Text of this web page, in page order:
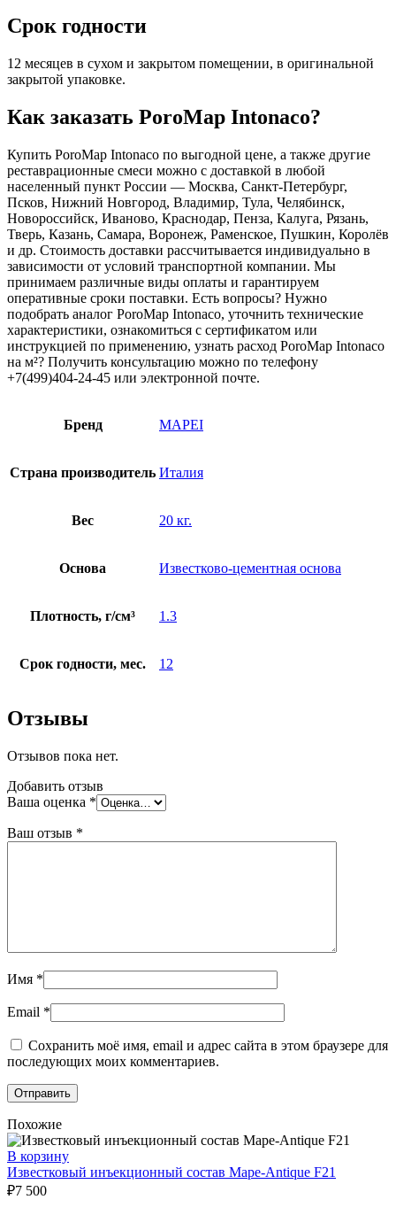
Срок годности
12 месяцев в сухом и закрытом помещении, в оригинальной
закрытой упаковке.
Как заказать PoroMap Intonaco?
Купить PoroMap Intonaco по выгодной цене, а также другие
реставрационные смеси можно с доставкой в любой
населенный пункт России — Москва, Санкт-Петербург,
Псков, Нижний Новгород, Владимир, Тула, Челябинск,
Новороссийск, Иваново, Краснодар, Пенза, Калуга, Рязань,
Тверь, Казань, Самара, Воронеж, Раменское, Пушкин, Королёв
и др. Стоимость доставки рассчитывается индивидуально в
зависимости от условий транспортной компании. Мы
принимаем различные виды оплаты и гарантируем
оперативные сроки поставки. Есть вопросы? Нужно
подобрать аналог PoroMap Intonaco, уточнить технические
характеристики, ознакомиться с сертификатом или
инструкцией по применению, узнать расход PoroMap Intonaco
на м²? Получить консультацию можно по телефону
+7(499)404-24-45 или электронной почте.
Бренд MAPEI
Страна производитель Италия
Вес 20 кг.
Основа Известково-цементная основа
Плотность, г/см³ 1.3
Срок годности, мес. 12
Отзывы
Отзывов пока нет.
Добавить отзыв
Ваша оценка *
Ваш отзыв *
Имя *
Email *
Сохранить моё имя, email и адрес сайта в этом браузере для
последующих моих комментариев.
Похожие
В корзину
Известковый инъекционный состав Mape-Antique F21
₽7 500